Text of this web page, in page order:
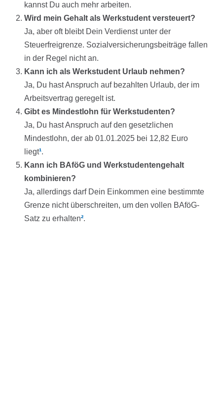
kannst Du auch mehr arbeiten.
Wird mein Gehalt als Werkstudent versteuert?
Ja, aber oft bleibt Dein Verdienst unter der
Steuerfreigrenze. Sozialversicherungsbeiträge fallen
in der Regel nicht an.
Kann ich als Werkstudent Urlaub nehmen?
Ja, Du hast Anspruch auf bezahlten Urlaub, der im
Arbeitsvertrag geregelt ist.
Gibt es Mindestlohn für Werkstudenten?
Ja, Du hast Anspruch auf den gesetzlichen
Mindestlohn, der ab 01.01.2025 bei 12,82 Euro
liegt¹.
Kann ich BAföG und Werkstudentengehalt
kombinieren?
Ja, allerdings darf Dein Einkommen eine bestimmte
Grenze nicht überschreiten, um den vollen BAföG-
Satz zu erhalten².